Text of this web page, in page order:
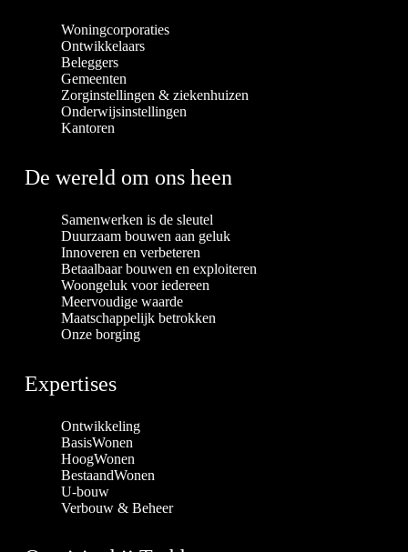
Woningcorporaties
Ontwikkelaars
Beleggers
Gemeenten
Zorginstellingen & ziekenhuizen
Onderwijsinstellingen
Kantoren
De wereld om ons heen
Samenwerken is de sleutel
Duurzaam bouwen aan geluk
Innoveren en verbeteren
Betaalbaar bouwen en exploiteren
Woongeluk voor iedereen
Meervoudige waarde
Maatschappelijk betrokken
Onze borging
Expertises
Ontwikkeling
BasisWonen
HoogWonen
BestaandWonen
U-bouw
Verbouw & Beheer